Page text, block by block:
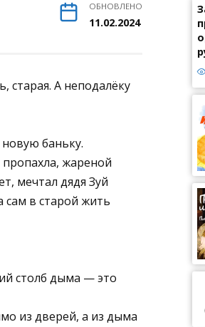
ОБНОВЛЕНО
11.02.2024
старая. А неподалёку
баньку.
жареной
мечтал дядя Зуй
сам в старой жить
столб дыма — это
из дверей, а из дыма